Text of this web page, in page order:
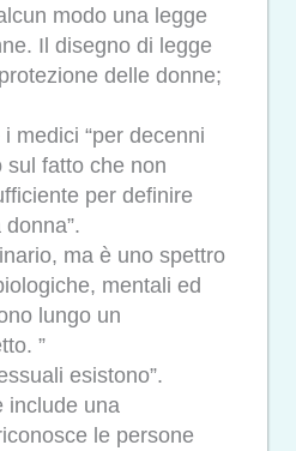
modo una legge
Il disegno di legge
delle donne;
medici “per decenni
sul fatto che non
per definire
ma è uno spettro
mentali ed
lungo un
”
esistono”.
include una
le persone